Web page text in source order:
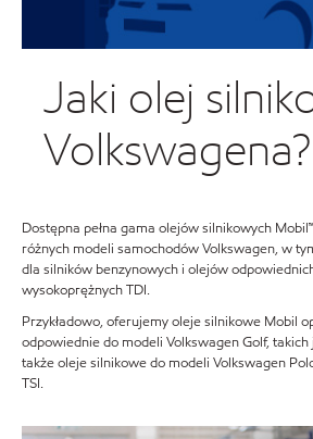
Jaki olej
Volkswagena?
Dostępna pełna gama olejów silnikowych
różnych modeli samochodów Volkswagen, w
dla silników benzynowych i olejów
wysokoprężnych TDI.
Przykładowo, oferujemy oleje silnikowe Mobil
odpowiednie do modeli Volkswagen Golf, takich
także oleje silnikowe do modeli Volkswagen
TSI.